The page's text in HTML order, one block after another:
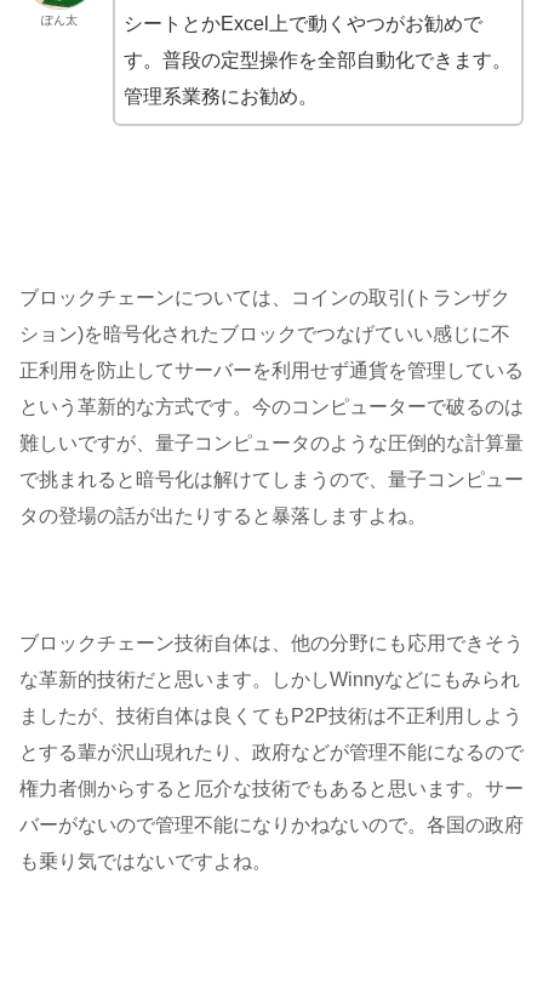
ぽん太
シートとかExcel上で動くやつがお勧めで
す。普段の定型操作を全部自動化できます。
管理系業務にお勧め。
ブロックチェーンについては、コインの取引(トランザク
ション)を暗号化されたブロックでつなげていい感じに不
正利用を防止してサーバーを利用せず通貨を管理している
という革新的な方式です。今のコンピューターで破るのは
難しいですが、量子コンピュータのような圧倒的な計算量
で挑まれると暗号化は解けてしまうので、量子コンピュー
タの登場の話が出たりすると暴落しますよね。
ブロックチェーン技術自体は、他の分野にも応用できそう
な革新的技術だと思います。しかしWinnyなどにもみられ
ましたが、技術自体は良くてもP2P技術は不正利用しよう
とする輩が沢山現れたり、政府などが管理不能になるので
権力者側からすると厄介な技術でもあると思います。サー
バーがないので管理不能になりかねないので。各国の政府
も乗り気ではないですよね。